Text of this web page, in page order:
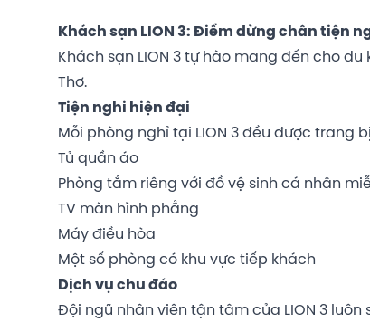
Khách sạn LION 3: Điểm dừng chân tiện
Khách sạn LION 3 tự hào mang đến cho
Thơ.
Tiện nghi hiện đại
Mỗi phòng nghỉ tại LION 3 đều được trang
Tủ quần áo
Phòng tắm riêng với đồ vệ sinh cá nhân
TV màn hình phẳng
Máy điều hòa
Một số phòng có khu vực tiếp khách
Dịch vụ chu đáo
Đội ngũ nhân viên tận tâm của LION 3